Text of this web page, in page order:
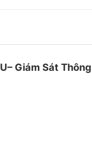
Giám Sát Thông